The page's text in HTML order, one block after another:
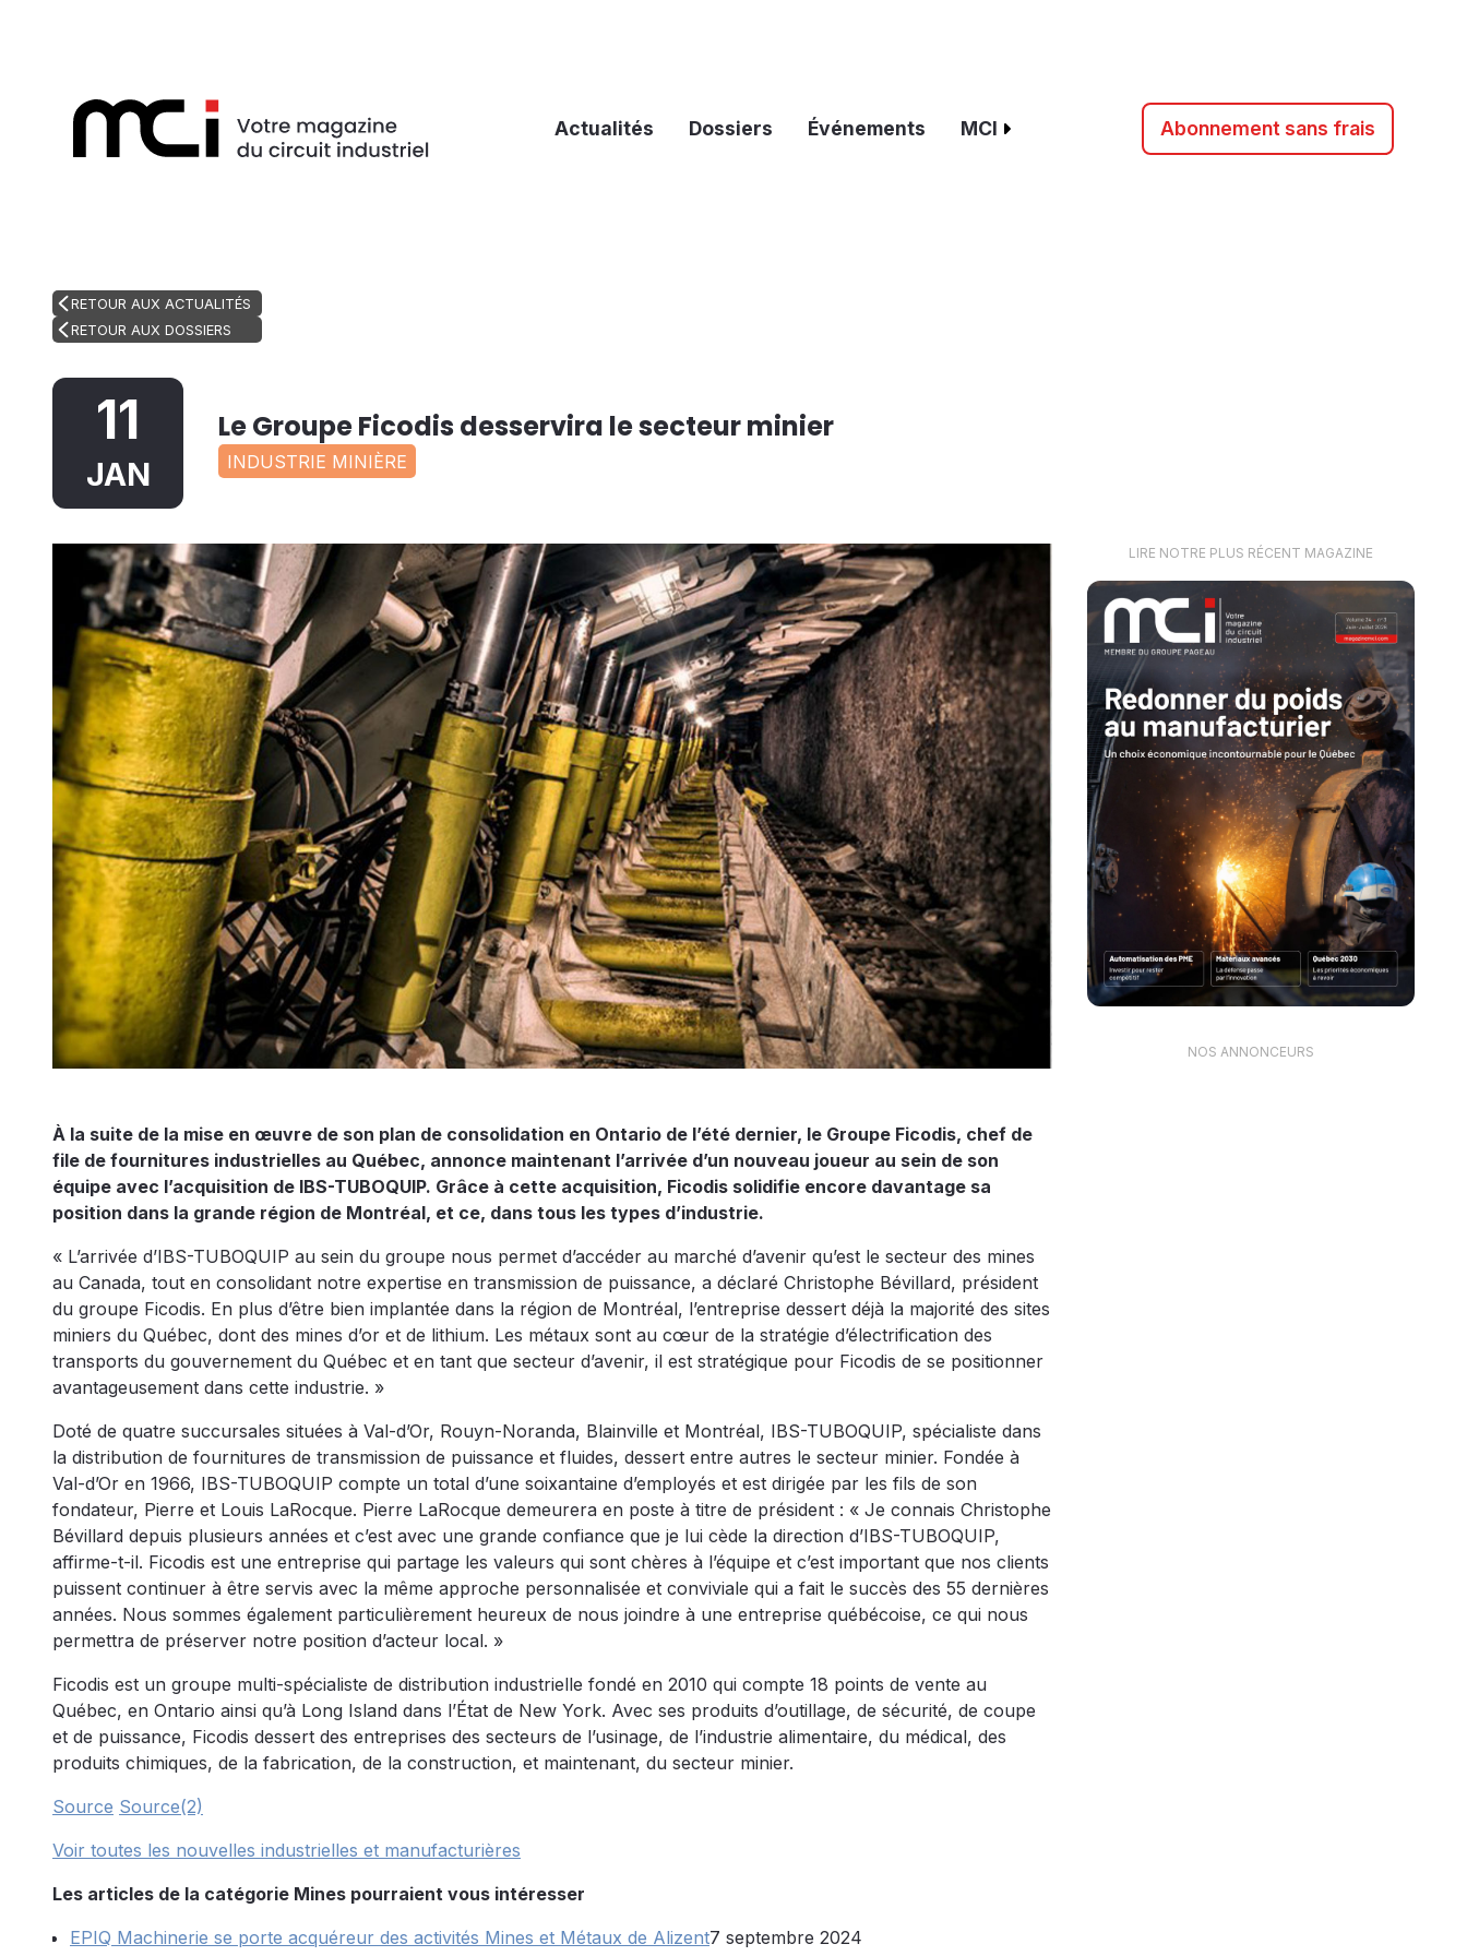
Actualités Dossiers Événements MCI Abonnement sans frais
RETOUR AUX ACTUALITÉS
RETOUR AUX DOSSIERS
11
JAN
Le Groupe Ficodis desservira le secteur minier
INDUSTRIE MINIÈRE
À la suite de la mise en œuvre de son plan de consolidation en Ontario de l’été dernier, le Groupe Ficodis, chef de
file de fournitures industrielles au Québec, annonce maintenant l’arrivée d’un nouveau joueur au sein de son
équipe avec l’acquisition de IBS-TUBOQUIP. Grâce à cette acquisition, Ficodis solidifie encore davantage sa
position dans la grande région de Montréal, et ce, dans tous les types d’industrie.
« L’arrivée d’IBS-TUBOQUIP au sein du groupe nous permet d’accéder au marché d’avenir qu’est le secteur des mines
au Canada, tout en consolidant notre expertise en transmission de puissance, a déclaré Christophe Bévillard, président
du groupe Ficodis. En plus d’être bien implantée dans la région de Montréal, l’entreprise dessert déjà la majorité des sites
miniers du Québec, dont des mines d’or et de lithium. Les métaux sont au cœur de la stratégie d’électrification des
transports du gouvernement du Québec et en tant que secteur d’avenir, il est stratégique pour Ficodis de se positionner
avantageusement dans cette industrie. »
Doté de quatre succursales situées à Val-d’Or, Rouyn-Noranda, Blainville et Montréal, IBS-TUBOQUIP, spécialiste dans
la distribution de fournitures de transmission de puissance et fluides, dessert entre autres le secteur minier. Fondée à
Val-d’Or en 1966, IBS-TUBOQUIP compte un total d’une soixantaine d’employés et est dirigée par les fils de son
fondateur, Pierre et Louis LaRocque. Pierre LaRocque demeurera en poste à titre de président : « Je connais Christophe
Bévillard depuis plusieurs années et c’est avec une grande confiance que je lui cède la direction d’IBS-TUBOQUIP,
affirme-t-il. Ficodis est une entreprise qui partage les valeurs qui sont chères à l’équipe et c’est important que nos clients
puissent continuer à être servis avec la même approche personnalisée et conviviale qui a fait le succès des 55 dernières
années. Nous sommes également particulièrement heureux de nous joindre à une entreprise québécoise, ce qui nous
permettra de préserver notre position d’acteur local. »
Ficodis est un groupe multi-spécialiste de distribution industrielle fondé en 2010 qui compte 18 points de vente au
Québec, en Ontario ainsi qu’à Long Island dans l’État de New York. Avec ses produits d’outillage, de sécurité, de coupe
et de puissance, Ficodis dessert des entreprises des secteurs de l’usinage, de l’industrie alimentaire, du médical, des
produits chimiques, de la fabrication, de la construction, et maintenant, du secteur minier.
Source Source(2)
Voir toutes les nouvelles industrielles et manufacturières
Les articles de la catégorie Mines pourraient vous intéresser
EPIQ Machinerie se porte acquéreur des activités Mines et Métaux de Alizent7 septembre 2024
LIRE NOTRE PLUS RÉCENT MAGAZINE
NOS ANNONCEURS